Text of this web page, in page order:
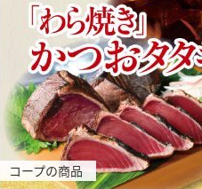
コープの商品